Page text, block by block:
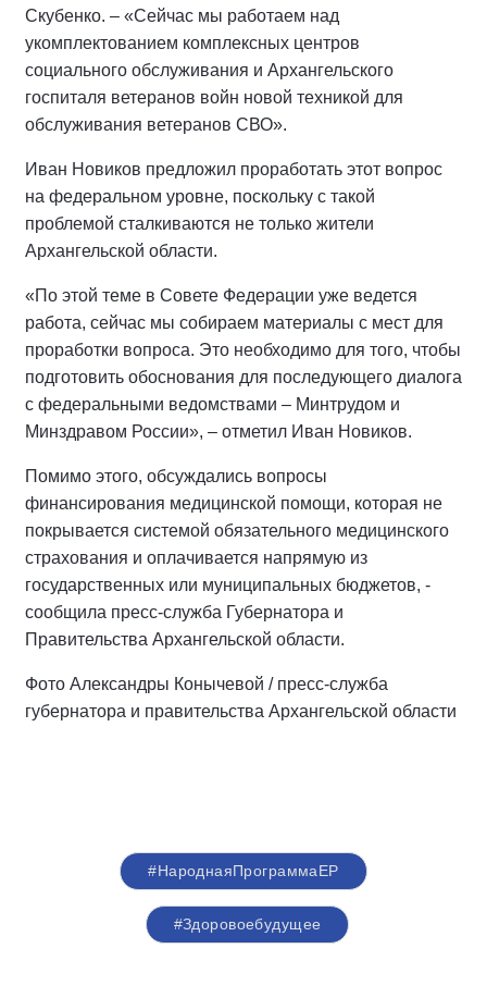
Скубенко. – «Сейчас мы работаем над
укомплектованием комплексных центров
социального обслуживания и Архангельского
госпиталя ветеранов войн новой техникой для
обслуживания ветеранов СВО».
Иван Новиков предложил проработать этот вопрос
на федеральном уровне, поскольку с такой
проблемой сталкиваются не только жители
Архангельской области.
«По этой теме в Совете Федерации уже ведется
работа, сейчас мы собираем материалы с мест для
проработки вопроса. Это необходимо для того, чтобы
подготовить обоснования для последующего диалога
с федеральными ведомствами – Минтрудом и
Минздравом России», – отметил Иван Новиков.
Помимо этого, обсуждались вопросы
финансирования медицинской помощи, которая не
покрывается системой обязательного медицинского
страхования и оплачивается напрямую из
государственных или муниципальных бюджетов, -
сообщила пресс-служба Губернатора и
Правительства Архангельской области.
Фото Александры Конычевой / пресс-служба
губернатора и правительства Архангельской области
#НароднаяПрограммаЕР
#Здоровоебудущее